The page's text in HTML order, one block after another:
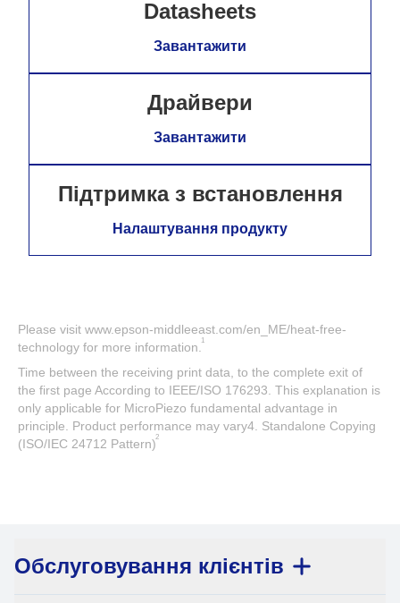
Datasheets
Завантажити
Драйвери
Завантажити
Підтримка з встановлення
Налаштування продукту
Please visit www.epson-middleeast.com/en_ME/heat-free-
technology for more information.1
Time between the receiving print data, to the complete exit of
the first page According to IEEE/ISO 176293. This explanation is
only applicable for MicroPiezo fundamental advantage in
principle. Product performance may vary4. Standalone Copying
(ISO/IEC 24712 Pattern)​2
Обслуговування клієнтів